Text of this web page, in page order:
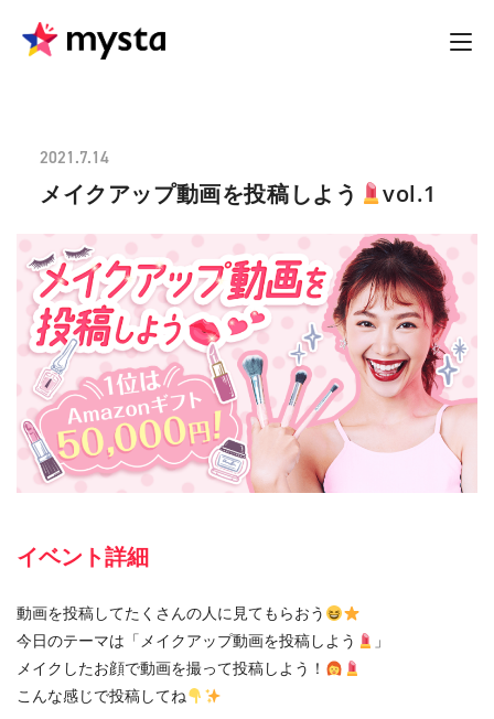
2021.7.14
メイクアップ動画を投稿しよう vol.1
イベント詳細
動画を投稿してたくさんの人に見てもらおう
今日のテーマは「メイクアップ動画を投稿しよう
」
メイクしたお顔で動画を撮って投稿しよう！
こんな感じで投稿してね